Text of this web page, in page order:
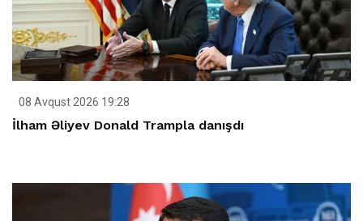
08 Avqust 2026 19:28
İlham Əliyev Donald Trampla danışdı